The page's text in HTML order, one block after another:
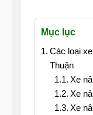
Mục lục
Các loại
Thuận
Xe
Xe
Xe